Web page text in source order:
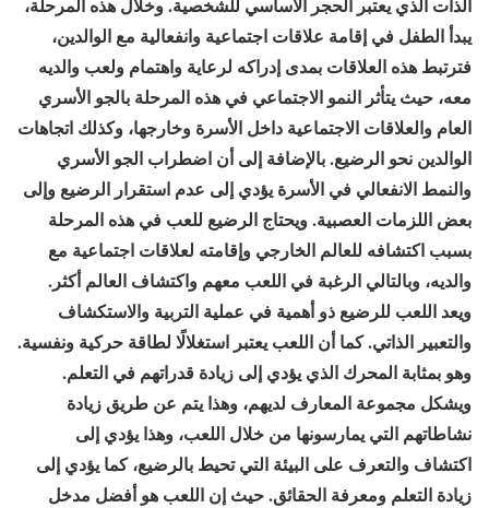
يبدأ الطفل في إقامة علاقات اجتماعية وانفعالية مع الوالدين،
فترتبط هذه العلاقات بمدى إدراكه لرعاية واهتمام ولعب والديه
معه، حيث يتأثر النمو الاجتماعي في هذه المرحلة بالجو الأسري
العام والعلاقات الاجتماعية داخل الأسرة وخارجها، وكذلك اتجاهات
الوالدين نحو الرضيع. بالإضافة إلى أن اضطراب الجو الأسري
والنمط الانفعالي في الأسرة يؤدي إلى عدم استقرار الرضيع وإلى
بعض اللزمات العصبية. ويحتاج الرضيع للعب في هذه المرحلة
بسبب اكتشافه للعالم الخارجي وإقامته لعلاقات اجتماعية مع
والديه، وبالتالي الرغبة في اللعب معهم واكتشاف العالم أكثر.
ويعد اللعب للرضيع ذو أهمية في عملية التربية والاستكشاف
والتعبير الذاتي.كما أن اللعب يعتبر استغلالًا لطاقة حركية ونفسية.
وهو بمثابة المحرك الذي يؤدي إلى زيادة قدراتهم في التعلم.
ويشكل مجموعة المعارف لديهم، وهذا يتم عن طريق زيادة
نشاطاتهم التي يمارسونها من خلال اللعب، وهذا يؤدي إلى
اكتشاف والتعرف على البيئة التي تحيط بالرضيع، كما يؤدي إلى
زيادة التعلم ومعرفة الحقائق. حيث إن اللعب هو أفضل مدخل